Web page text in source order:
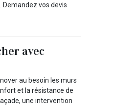
vos devis
avec
au besoin les murs
et la résistance de
une intervention